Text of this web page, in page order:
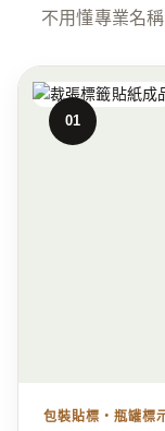
不用懂專業名
01
包裝貼標・瓶罐標